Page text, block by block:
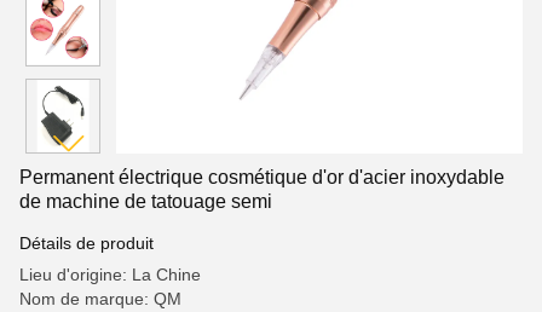
Permanent électrique cosmétique d'or d'acier inoxydable
de machine de tatouage semi
Détails de produit
Lieu d'origine: La Chine
Nom de marque: QM